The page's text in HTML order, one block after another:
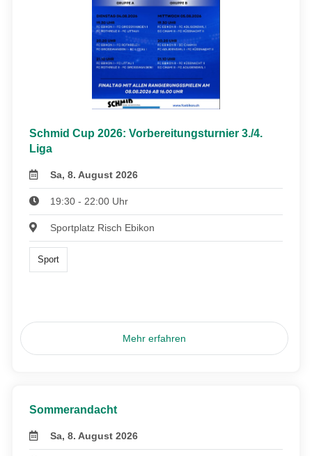
Schmid Cup 2026: Vorbereitungsturnier 3./4.
Liga
Sa, 8. August 2026
19:30 - 22:00 Uhr
Sportplatz Risch Ebikon
Sport
Mehr erfahren
Sommerandacht
Sa, 8. August 2026